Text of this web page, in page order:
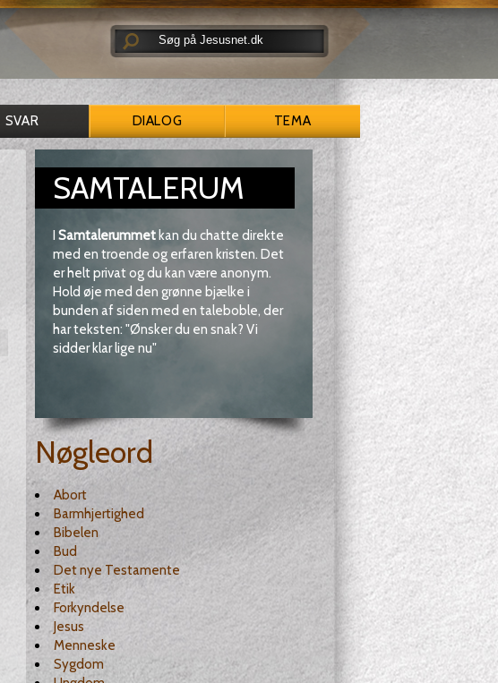
SVAR DIALOG TEMA
SAMTALERUM
I Samtalerummetkan du chatte direkte
med en troende og erfaren kristen. Det
er helt privat og du kan være anonym.
Hold øje med den grønne bjælke i
bunden af siden med en taleboble, der
har teksten: "Ønsker du en snak? Vi
sidder klar lige nu"
Nøgleord
Abort
Barmhjertighed
Bibelen
Bud
Det nye Testamente
Etik
Forkyndelse
Jesus
Menneske
Sygdom